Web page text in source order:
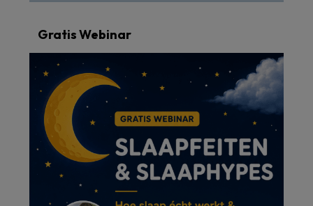
Gratis Webinar